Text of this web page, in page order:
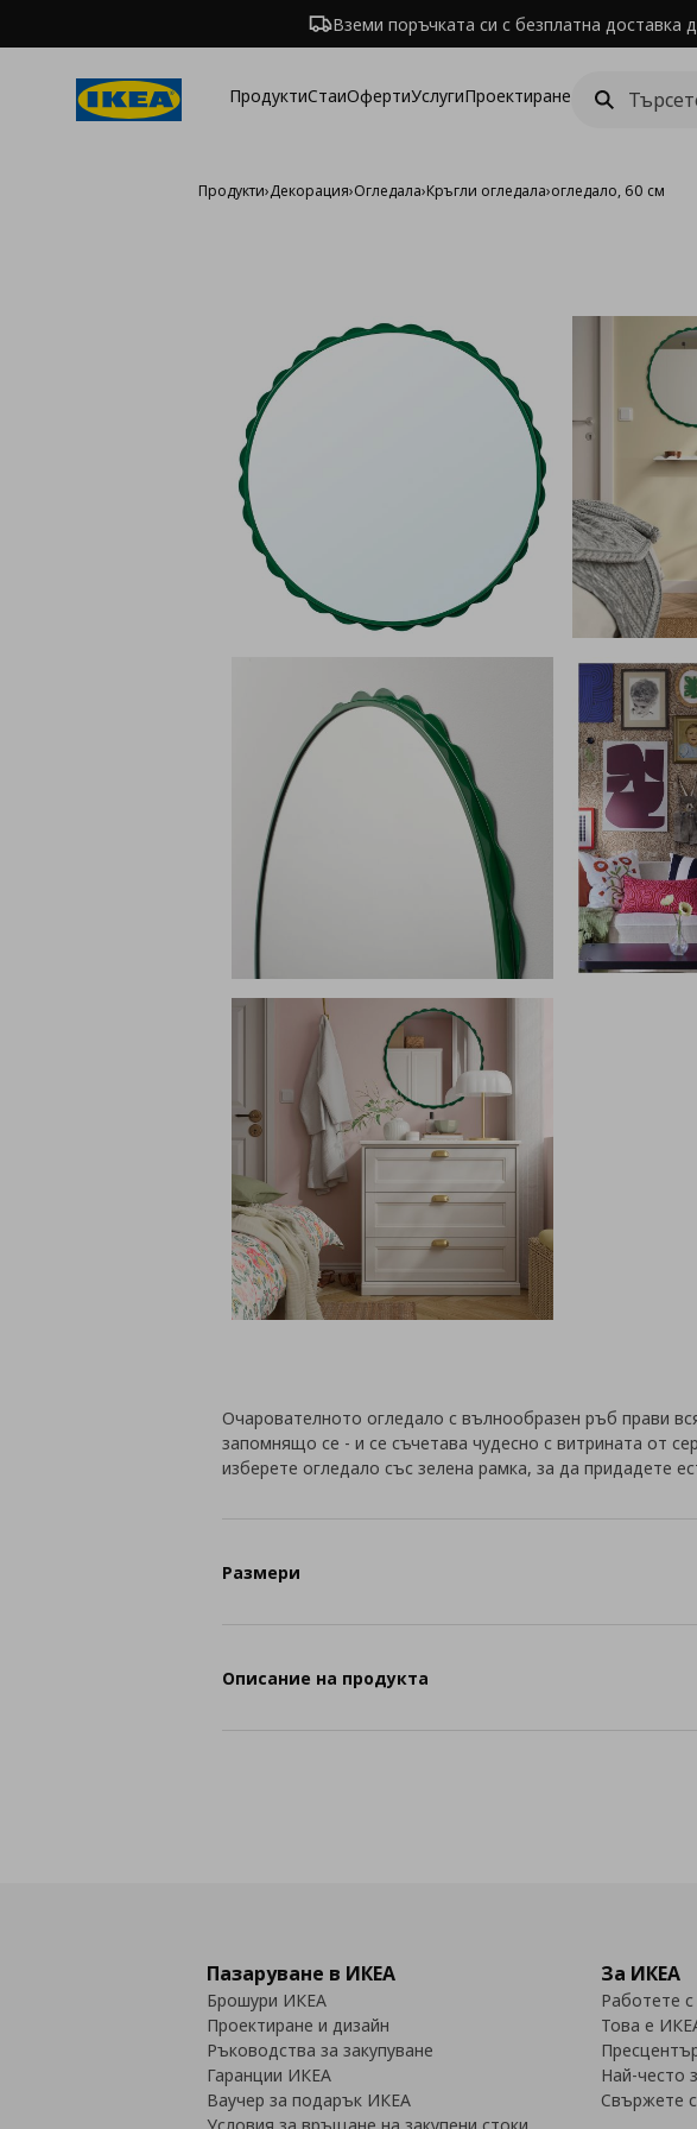
Вземи поръчката си с безплатна доставка
ПродуктиСтаиОфертиУслугиПроектиране
Продукти›Декорация›Огледала›Кръгли огледала›огледало, 60 см
Очарователното огледало с вълнообразен ръб прави
запомнящо се - и се съчетава чудесно с витрината от
изберете огледало със зелена рамка, за да придадете
Размери
Описание на продукта
Пазаруване в ИКЕА
Брошури ИКЕА
Проектиране и дизайн
Ръководства за закупуване
Гаранции ИКЕА
Ваучер за подарък ИКЕА
За ИКЕА
Работете с
Това е
Най-често
Свържете